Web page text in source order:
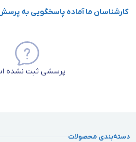
کارشناسان ما آماده پاسخگویی به
پرسشی ثبت نشده
دسته‌بندی محصولات